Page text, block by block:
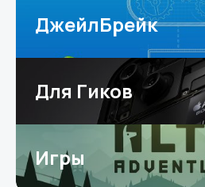
ДжейлБрейк
Для Гиков
Игры